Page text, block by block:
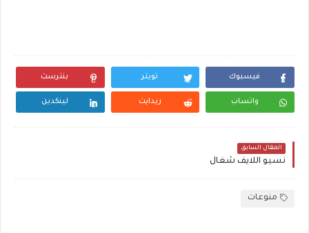
فيسبوك تويتر بنترست
واتساب ريدايت لينكدين
المقال السابق
نسيو اللايف شغال
منوعات